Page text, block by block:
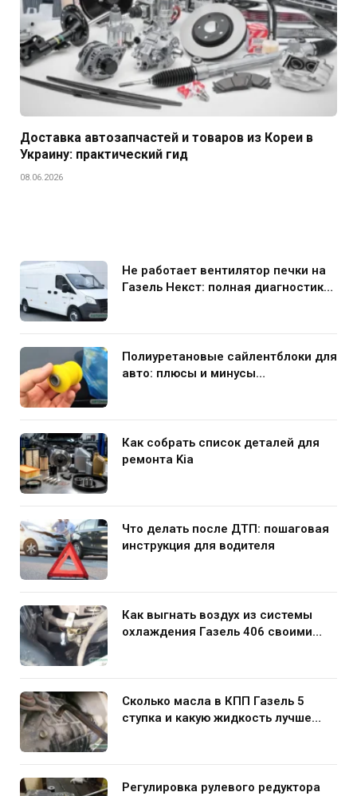
Доставка автозапчастей и товаров из Кореи в
Украину: практический гид
08.06.2026
Не работает вентилятор печки на
Газель Некст: полная диагностика
Полиуретановые сайлентблоки для
авто: плюсы и минусы
Как собрать список деталей для
ремонта Kia
Что делать после ДТП: пошаговая
инструкция для водителя
Как выгнать воздух из системы
охлаждения Газель 406 своими
Сколько масла в КПП Газель 5
ступка и какую жидкость лучше
Регулировка рулевого редуктора